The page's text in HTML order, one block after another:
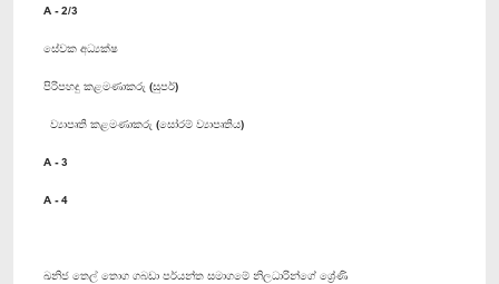
A - 2/3
සේවක අධ්‍යක්ෂ
පිරිපහදු කළමණාකරු (සුපර්)
ව්‍යාපෘති කළමණාකරු (සෝරම් ව්‍යාපෘතිය)
A - 3
A - 4
ඛනිජ තෙල් තොග ගබඩා පර්යන්ත සමාගමේ නිලධාරින්ගේ ශ්‍රේණි